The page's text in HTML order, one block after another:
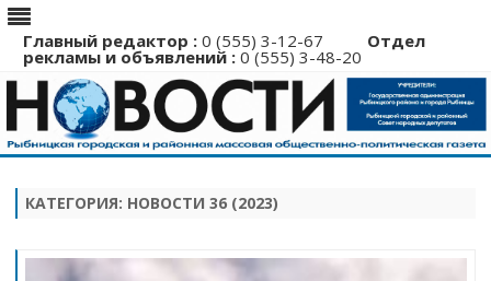
Главный редактор : 0 (555) 3-12-67 Отдел
рекламы и объявлений : 0 (555) 3-48-20
Перейти
содержимому
КАТЕГОРИЯ: НОВОСТИ 36 (2023)